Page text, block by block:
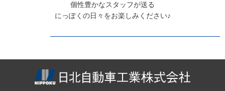
個性豊かなスタッフが送る
にっぽくの日々をお楽しみください♪